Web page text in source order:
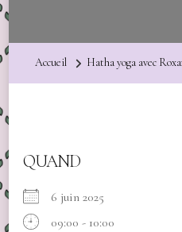
Accueil Hatha yoga avec
QUAND
6 juin 2025
09:00 - 10:00